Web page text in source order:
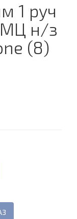
1 руч
н/з
(8)